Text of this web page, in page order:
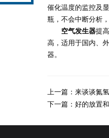
催化温度的监控及
瓶，不会中断分析
空气发生器提
高，适用于国内、
器。
上一篇： 来谈谈氮
下一篇： 好的放置